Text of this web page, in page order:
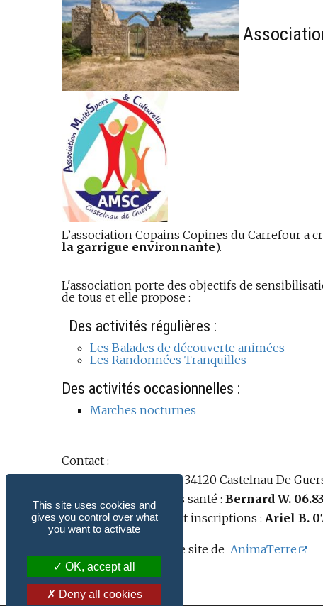
L’association Copains Copines du Carrefour a
la garrigue environnante).
L'association porte des objectifs de
de tous et elle propose :
Des activités régulières :
Les Balades de découverte animées
Les Randonnées Tranquilles
Des activités occasionnelles :
Marches nocturnes
Contact :
AC3 - 30, rue Tartare - 34120 Castelnau De
Informations/marches santé : Bernard W.
Balades découvertes et inscriptions : Ariel B.
Restez informés sur le site de AnimaTerre
This site uses cookies and
gives you control over what
you want to activate
OK, accept all
Deny all cookies